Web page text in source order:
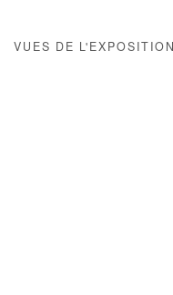
VUES DE L'EXPOSITION